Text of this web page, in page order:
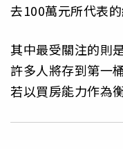
去100萬元所代表
其中最受關注的則
許多人將存到第一
若以買房能力作為